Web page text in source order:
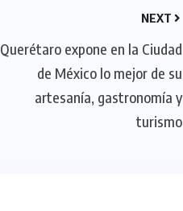
NEXT
Querétaro expone en la Ciudad
de México lo mejor de su
artesanía, gastronomía y
turismo